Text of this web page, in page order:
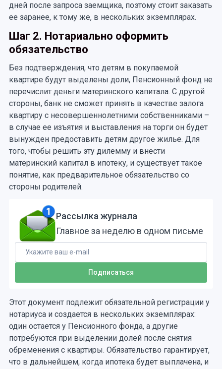
дней после запроса заемщика, поэтому стоит заказать
ее заранее, к тому же, в нескольких экземплярах.
Шаг 2. Нотариально оформить
обязательство
Без подтверждения, что детям в покупаемой
квартире будут выделены доли, Пенсионный фонд не
перечислит деньги материнского капитала. С другой
стороны, банк не сможет принять в качестве залога
квартиру с несовершеннолетними собственниками –
в случае ее изъятия и выставления на торги он будет
вынужден предоставить детям другое жилье. Для
того, чтобы решить эту дилемму и внести
материнский капитал в ипотеку, и существует такое
понятие, как предварительное обязательство со
стороны родителей.
Рассылка журнала
Главное за неделю в одном письме
Этот документ подлежит обязательной регистрации у
нотариуса и создается в нескольких экземплярах:
один остается у Пенсионного фонда, а другие
потребуются при выделении долей после снятия
обременения с квартиры. Обязательство гарантирует,
что в дальнейшем, когда ипотека будет выплачена, и